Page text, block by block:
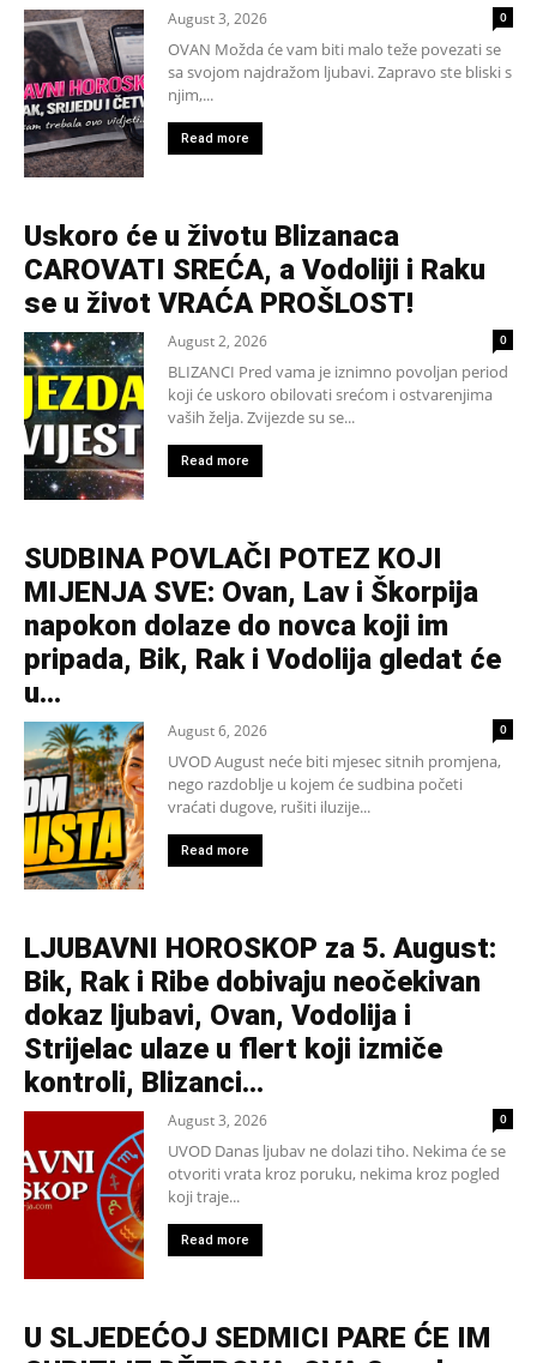
August 3, 2026 0
OVAN Možda će vam biti malo teže povezati se
sa svojom najdražom ljubavi. Zapravo ste bliski s
njim,...
Read more
Uskoro će u životu Blizanaca
CAROVATI SREĆA, a Vodoliji i Raku
se u život VRAĆA PROŠLOST!
August 2, 2026 0
BLIZANCI Pred vama je iznimno povoljan period
koji će uskoro obilovati srećom i ostvarenjima
vaših želja. Zvijezde su se...
Read more
SUDBINA POVLAČI POTEZ KOJI
MIJENJA SVE: Ovan, Lav i Škorpija
napokon dolaze do novca koji im
pripada, Bik, Rak i Vodolija gledat će
u...
August 6, 2026 0
UVOD August neće biti mjesec sitnih promjena,
nego razdoblje u kojem će sudbina početi
vraćati dugove, rušiti iluzije...
Read more
LJUBAVNI HOROSKOP za 5. August:
Bik, Rak i Ribe dobivaju neočekivan
dokaz ljubavi, Ovan, Vodolija i
Strijelac ulaze u flert koji izmiče
kontroli, Blizanci...
August 3, 2026 0
UVOD Danas ljubav ne dolazi tiho. Nekima će se
otvoriti vrata kroz poruku, nekima kroz pogled
koji traje...
Read more
U SLJEDEĆOJ SEDMICI PARE ĆE IM